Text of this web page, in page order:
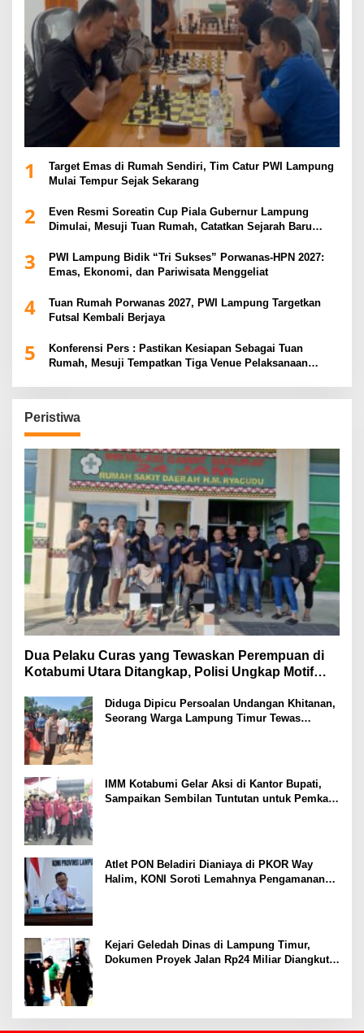
1
Target Emas di Rumah Sendiri, Tim Catur PWI Lampung
Mulai Tempur Sejak Sekarang
2
Even Resmi Soreatin Cup Piala Gubernur Lampung
Dimulai, Mesuji Tuan Rumah, Catatkan Sejarah Baru
3
PWI Lampung Bidik “Tri Sukses” Porwanas-HPN 2027:
Emas, Ekonomi, dan Pariwisata Menggeliat
4
Tuan Rumah Porwanas 2027, PWI Lampung Targetkan
Futsal Kembali Berjaya
5
Konferensi Pers : Pastikan Kesiapan Sebagai Tuan
Rumah, Mesuji Tempatkan Tiga Venue Pelaksanaan
Peristiwa
Dua Pelaku Curas yang Tewaskan Perempuan di
Kotabumi Utara Ditangkap, Polisi Ungkap Motif
Diduga Dipicu Persoalan Undangan Khitanan,
Seorang Warga Lampung Timur Tewas
IMM Kotabumi Gelar Aksi di Kantor Bupati,
Sampaikan Sembilan Tuntutan untuk Pemkab
Atlet PON Beladiri Dianiaya di PKOR Way
Halim, KONI Soroti Lemahnya Pengamanan
Kejari Geledah Dinas di Lampung Timur,
Dokumen Proyek Jalan Rp24 Miliar Diangkut